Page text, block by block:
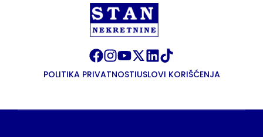
POLITIKA PRIVATNOSTIUSLOVI KORIŠĆENJA